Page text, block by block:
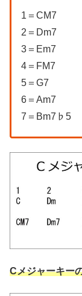
1＝CM7
2＝Dm7
3＝Em7
4＝FM7
5＝G7
6＝Am7
7＝Bm7♭5
Cメジャーキー